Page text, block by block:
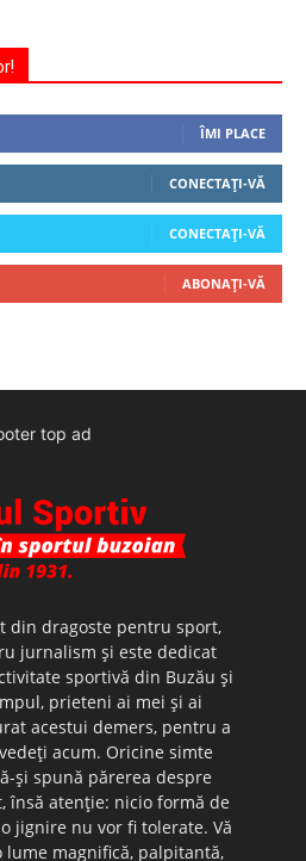
ÎMI PLACE
CONECTAȚI-VĂ
CONECTAȚI-VĂ
ABONAȚI-VĂ
top ad
din dragoste pentru sport,
jurnalism şi este dedicat
sportivă din Buzău şi
prieteni ai mei şi ai
acestui demers, pentru a
acum. Oricine simte
şi spună părerea despre
însă atenţie: nicio formă de
jignire nu vor fi tolerate. Vă
magnifică, palpitantă,